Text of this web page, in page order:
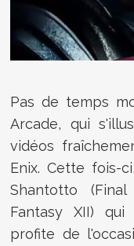
Pas de temps
Arcade, qui
vidéos
Enix. Cette fois-
Shantotto
Fantasy XII)
profite de